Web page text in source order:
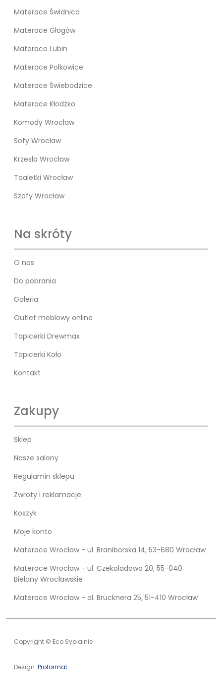
Materace Świdnica
Materace Głogów
Materace Lubin
Materace Polkowice
Materace Świebodzice
Materace Kłodzko
Komody Wrocław
Sofy Wrocław
Krzesła Wrocław
Toaletki Wrocław
Szafy Wrocław
Na skróty
O nas
Do pobrania
Galeria
Outlet meblowy online
Tapicerki Drewmax
Tapicerki Koło
Kontakt
Zakupy
Sklep
Nasze salony
Regulamin sklepu
Zwroty i reklamacje
Koszyk
Moje konto
Materace Wrocław - ul. Braniborska 14, 53-680 Wrocław
Materace Wrocław - ul. Czekoladowa 20, 55-040
Bielany Wrocławskie
Materace Wrocław - al. Brücknera 25, 51-410 Wrocław
Copyright © Eco Sypialnie
Design: Proformat